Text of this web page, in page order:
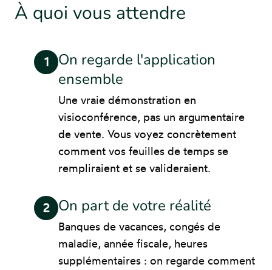
À quoi vous attendre
1
On regarde l'application
ensemble
Une vraie démonstration en
visioconférence, pas un argumentaire
de vente. Vous voyez concrètement
comment vos feuilles de temps se
rempliraient et se valideraient.
2 On part de votre réalité
Banques de vacances, congés de
maladie, année fiscale, heures
supplémentaires : on regarde comment